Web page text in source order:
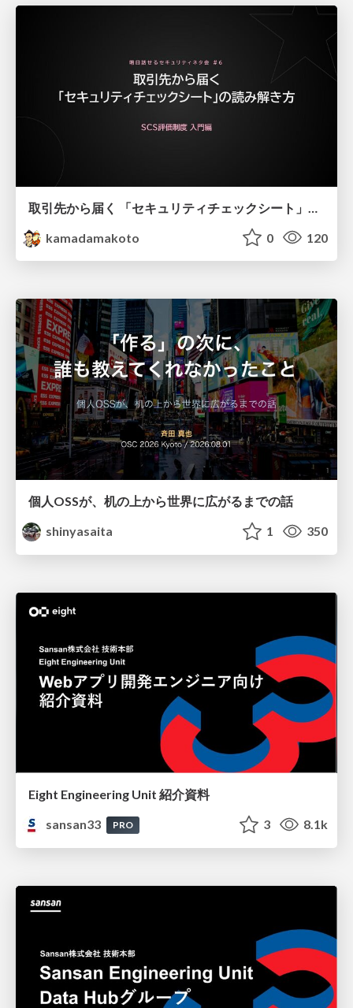
kamadamakoto
0 120
個人OSSが、机の上から世界に広がるまでの話
shinyasaita
1 350
Eight Engineering Unit 紹介資料
sansan33
PRO 3 8.1k